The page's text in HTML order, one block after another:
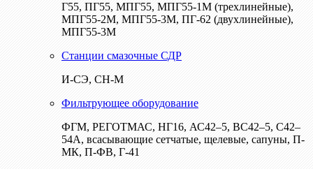
Г55, ПГ55, МПГ55, МПГ55-1М (трехлинейные),
МПГ55-2М, МПГ55-3М, ПГ-62 (двухлинейные),
МПГ55-3М
Станции смазочные СДР
И-СЭ, СН-М
Фильтрующее оборудование
ФГМ, РЕГОТМАС, НГ16, АС42–5, ВС42–5, С42–
54А, всасывающие сетчатые, щелевые, сапуны, П-
МК, П-ФВ, Г-41